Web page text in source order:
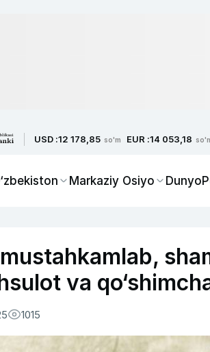
USD :12 178,85 so'm EUR :14 053,18
Markaziy Osiyo Dunyo
va
1015